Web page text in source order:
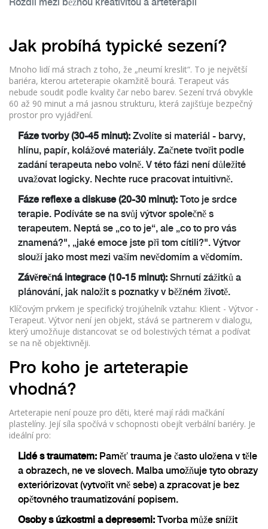
Rozdíl mezi běžnou kreativitou a arteterapií
Jak probíhá typické sezení?
Mnoho lidí má strach z toho, že „neumí kreslit“. To je největší
bariéra, kterou arteterapie okamžitě bourá. Terapeut vás
nebude soudit podle kvality čar nebo barev. Sezení trvá obvykle
60 až 90 minut a má jasnou strukturu, která zajišťuje bezpečný
prostor pro vyjádření.
Fáze tvorby (30-45 minut): Zvolíte si materiál - barvy,
hlínu, papír, kolážové materiály. Začnete tvořit podle
zadání terapeuta nebo volně. V této fázi není důležité
uvažovat logicky. Nechte ruce pracovat intuitivně.
Fáze reflexe a diskuse (20-30 minut): Toto je srdce
terapie. Podíváte se na svůj výtvor společně s
terapeutem. Neptá se „co to je“, ale „co to pro vás
znamená?", „jaké emoce jste při tom cítili?". Výtvor
slouží jako most mezi vaším nevědomím a vědomím.
Závěrečná integrace (10-15 minut): Shrnutí zážitků a
plánování, jak naložit s poznatky v běžném životě.
Klíčovým prvkem je specifický trojúhelník vztahu: Klient - Výtvor -
Terapeut. Výtvor není jen objekt, stává se partnerem v dialogu,
který umožňuje distancovat se od bolestivých témat a podívat
se na ně objektivněji.
Pro koho je arteterapie
vhodná?
Arteterapie není pouze pro děti, které mají rádi mačkání
plastelíny. Její síla spočívá v schopnosti obejít verbální bariéry. Je
ideální pro:
Lidé s traumatem: Paměť trauma je často uložena v těle
a obrazech, ne ve slovech. Malba umožňuje tyto obrazy
exteriórizovat (vytvořit vně sebe) a zpracovat je bez
opětovného traumatizování popisem.
Osoby s úzkostmi a depresemi: Tvorba může snížit